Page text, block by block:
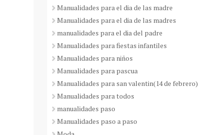
Manualidades para el dia de las madre
Manualidades para el dia de las madres
manualidades para el dia del padre
Manualidades para fiestas infantiles
Manualidades para niños
Manualidades para pascua
Manualidades para san valentin(14 de febrero)
Manualidades para todos
manualidades paso
Manualidades paso a paso